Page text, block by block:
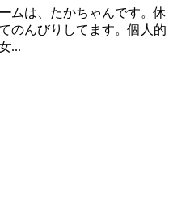
ムは、たかちゃんです。休
のんびりしてます。個人的
...